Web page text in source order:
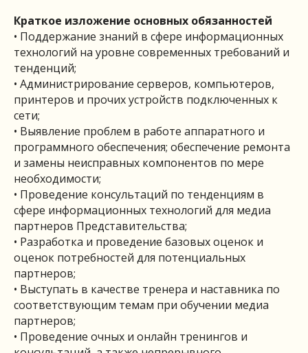
Краткое изложение основных обязанностей
• Поддержание знаний в сфере информационных
технологий на уровне современных требований и
тенденций;
• Администрирование серверов, компьютеров,
принтеров и прочих устройств подключенных к
сети;
• Выявление проблем в работе аппаратного и
программного обеспечения; обеспечение ремонта
и замены неисправных компонентов по мере
необходимости;
• Проведение консультаций по тенденциям в
сфере информационных технологий для медиа
партнеров Представительства;
• Разработка и проведение базовых оценок и
оценок потребностей для потенциальных
партнеров;
• Выступать в качестве тренера и наставника по
соответствующим темам при обучении медиа
партнеров;
• Проведение очных и онлайн тренингов и